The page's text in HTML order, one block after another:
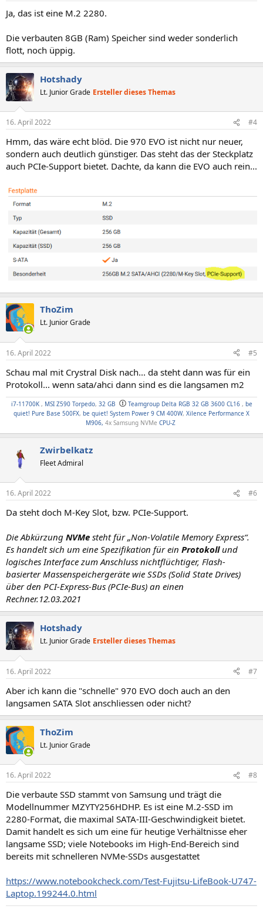
Ja, das ist eine M.2 2280.
Die verbauten 8GB (Ram) Speicher sind weder sonderlich
flott, noch üppig.
Hotshady
Lt. Junior Grade Ersteller dieses Themas
16. April 2022 #4
Hmm, das wäre echt blöd. Die 970 EVO ist nicht nur neuer,
sondern auch deutlich günstiger. Das steht das der Steckplatz
auch PCIe-Support bietet. Dachte, da kann die EVO auch rein...
ThoZim
Lt. Junior Grade
16. April 2022 #5
Schau mal mit Crystral Disk nach... da steht dann was für ein
Protokoll... wenn sata/ahci dann sind es die langsamen m2
i7-11700K, MSI Z590 Torpedo, 32 GB Teamgroup Delta RGB 32 GB 3600 CL16, be
quiet! Pure Base 500FX, be quiet! System Power 9 CM 400W, Xilence Performance X
M906, 4x Samsung NVMe CPU-Z
Zwirbelkatz
Fleet Admiral
16. April 2022 #6
Da steht doch M-Key Slot, bzw. PCIe-Support.
Die Abkürzung NVMe steht für „Non-Volatile Memory Express“.
Es handelt sich um eine Spezifikation für ein Protokollund
logisches Interface zum Anschluss nichtflüchtiger, Flash-
basierter Massenspeichergeräte wie SSDs (Solid State Drives)
über den PCI-Express-Bus (PCIe-Bus) an einen
Rechner.12.03.2021
Hotshady
Lt. Junior Grade Ersteller dieses Themas
16. April 2022 #7
Aber ich kann die "schnelle" 970 EVO doch auch an den
langsamen SATA Slot anschliessen oder nicht?
ThoZim
Lt. Junior Grade
16. April 2022 #8
Die verbaute SSD stammt von Samsung und trägt die
Modellnummer MZYTY256HDHP. Es ist eine M.2-SSD im
2280-Format, die maximal SATA-III-Geschwindigkeit bietet.
Damit handelt es sich um eine für heutige Verhältnisse eher
langsame SSD; viele Notebooks im High-End-Bereich sind
bereits mit schnelleren NVMe-SSDs ausgestattet
https://www.notebookcheck.com/Test-Fujitsu-LifeBook-U747-
Laptop.199244.0.html